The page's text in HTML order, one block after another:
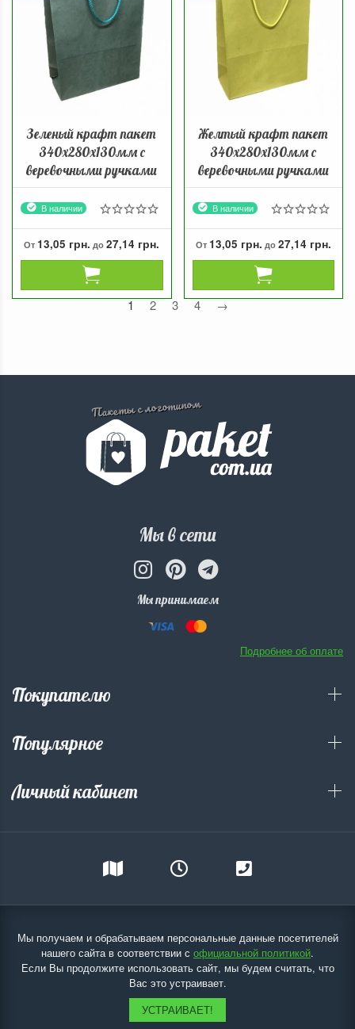
Зеленый крафт пакет
340х280х130мм с
веревочными ручками
В наличии
От 13,05 грн. до27,14 грн.
Желтый крафт пакет
340х280х130мм с
веревочными ручками
В наличии
От 13,05 грн. до 27,14 грн.
1 2 3 4 →
Пакеты с логотипом
Мы в сети
Мы принимаем
Подробнее об оплате
Покупателю
Популярное
Личный кабинет
Мы получаем и обрабатываем персональные данные посетителей
нашего сайта в соответствии с официальной политикой.
Если Вы продолжите использовать сайт, мы будем считать, что
Вас это устраивает.
УСТРАИВАЕТ!